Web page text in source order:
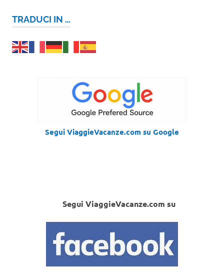
TRADUCI IN …
Segui ViaggieVacanze.com su Google
Segui ViaggieVacanze.com su